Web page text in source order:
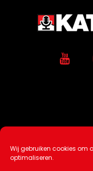
Wij gebruiken cookies om
optimaliseren.